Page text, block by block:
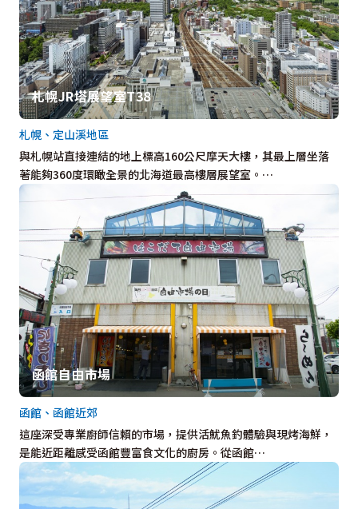
札幌JR塔展望室T38
與札幌站直接連結的地上標高160公尺摩天大樓，其最上層坐落
著能夠360度環瞰全景的北海道最高樓層展望室。…
札幌、定山溪地區
函館自由市場
這座深受專業廚師信賴的市場，提供活魷魚釣體驗與現烤海鮮，
是能近距離感受函館豐富食文化的廚房。從函館…
函館、函館近郊